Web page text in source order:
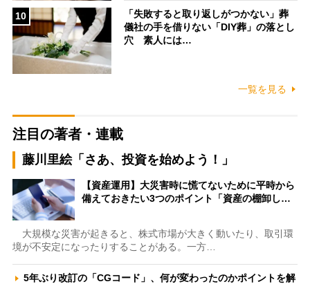
10
「失敗すると取り返しがつかない」葬
儀社の手を借りない「DIY葬」の落とし
穴 素人には…
一覧を見る
注目の著者・連載
藤川里絵「さあ、投資を始めよう！」
【資産運用】大災害時に慌てないために平時から
備えておきたい3つのポイント「資産の棚卸し…
大規模な災害が起きると、株式市場が大きく動いたり、取引環
境が不安定になったりすることがある。一方…
5年ぶり改訂の「CGコード」、何が変わったのかポイントを解